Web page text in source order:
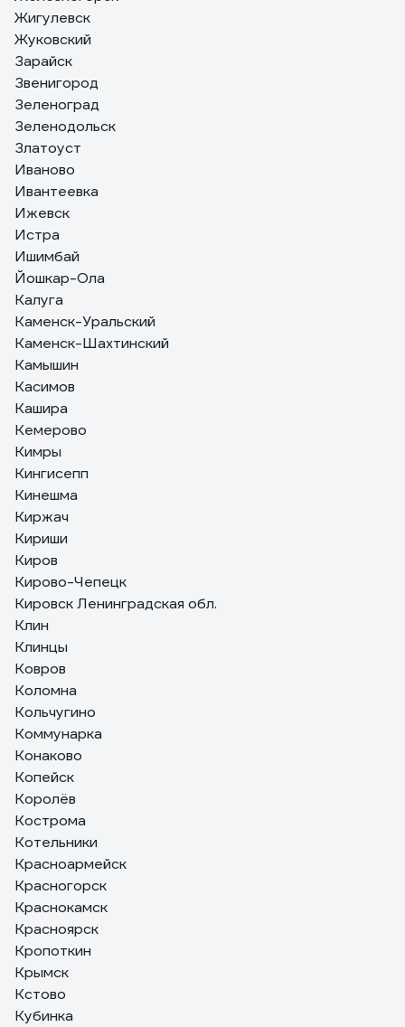
Жигулевск
Жуковский
Зарайск
Звенигород
Зеленоград
Зеленодольск
Златоуст
Иваново
Ивантеевка
Ижевск
Истра
Ишимбай
Йошкар-Ола
Калуга
Каменск-Уральский
Каменск-Шахтинский
Камышин
Касимов
Кашира
Кемерово
Кимры
Кингисепп
Кинешма
Киржач
Кириши
Киров
Кирово-Чепецк
Кировск Ленинградская обл.
Клин
Клинцы
Ковров
Коломна
Кольчугино
Коммунарка
Конаково
Копейск
Королёв
Кострома
Котельники
Красноармейск
Красногорск
Краснокамск
Красноярск
Кропоткин
Крымск
Кстово
Кубинка